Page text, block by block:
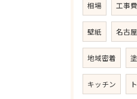
相場 工事
壁紙 名古
地域密着
キッチン